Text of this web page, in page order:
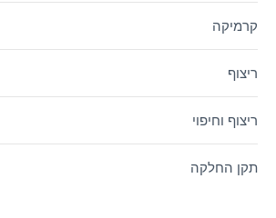
קרמיקה
ריצוף
ריצוף וחיפוי
תקן החלקה